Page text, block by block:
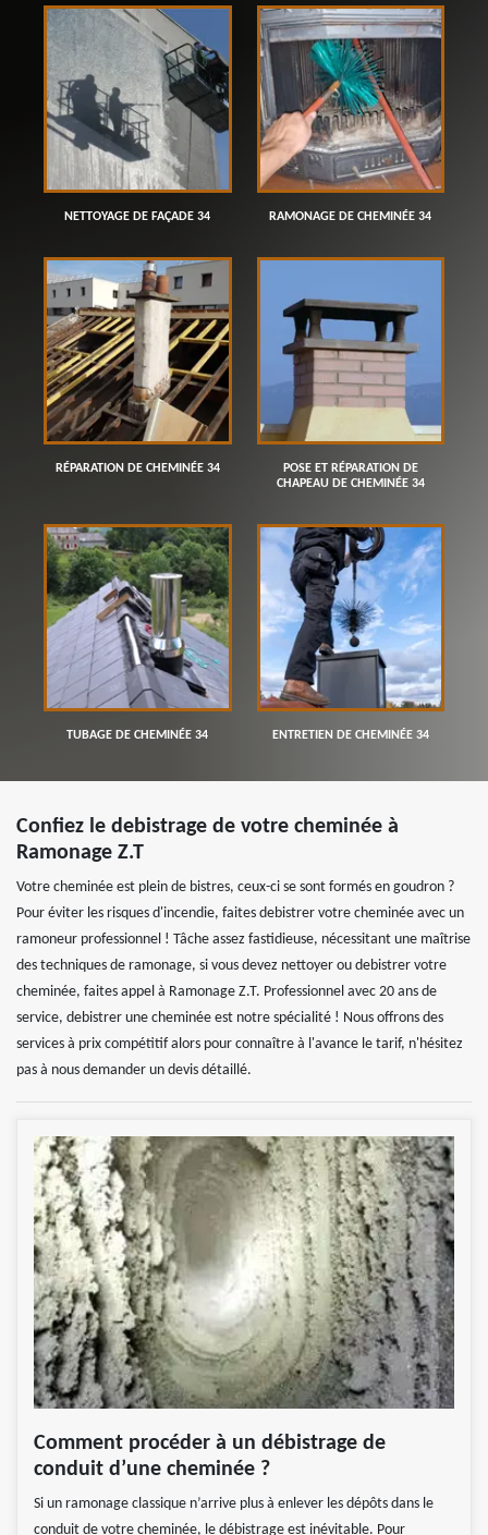
NETTOYAGE DE FAÇADE 34 RAMONAGE DE CHEMINÉE 34
RÉPARATION DE CHEMINÉE 34
POSE ET RÉPARATION DE
CHAPEAU DE CHEMINÉE 34
TUBAGE DE CHEMINÉE 34 ENTRETIEN DE CHEMINÉE 34
Confiez le debistrage de votre cheminée à
Ramonage Z.T
Votre cheminée est plein de bistres, ceux-ci se sont formés en goudron ?
Pour éviter les risques d'incendie, faites debistrer votre cheminée avec un
ramoneur professionnel ! Tâche assez fastidieuse, nécessitant une maîtrise
des techniques de ramonage, si vous devez nettoyer ou debistrer votre
cheminée, faites appel à Ramonage Z.T. Professionnel avec 20 ans de
service, debistrer une cheminée est notre spécialité ! Nous offrons des
services à prix compétitif alors pour connaître à l'avance le tarif, n'hésitez
pas à nous demander un devis détaillé.
Comment procéder à un débistrage de
conduit d’une cheminée ?
Si un ramonage classique n’arrive plus à enlever les dépôts dans le
conduit de votre cheminée, le débistrage est inévitable. Pour